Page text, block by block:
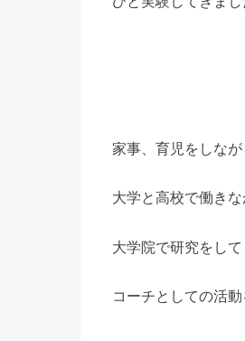
家事、育児をしなが
大学と高校で働きな
大学院で研究をして
コーチとしての活